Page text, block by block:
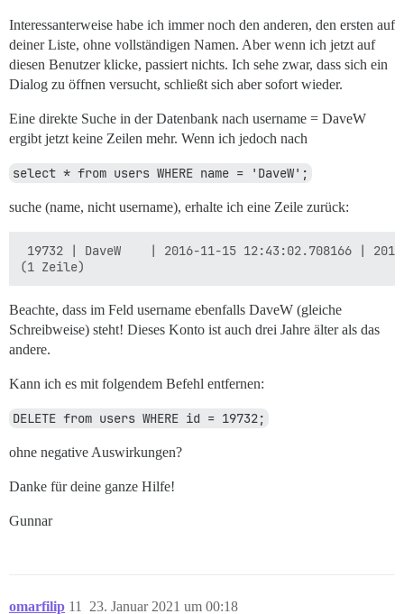
Interessanterweise habe ich immer noch den anderen, den ersten auf
deiner Liste, ohne vollständigen Namen. Aber wenn ich jetzt auf
diesen Benutzer klicke, passiert nichts. Ich sehe zwar, dass sich ein
Dialog zu öffnen versucht, schließt sich aber sofort wieder.
Eine direkte Suche in der Datenbank nach username = DaveW
ergibt jetzt keine Zeilen mehr. Wenn ich jedoch nach
select * from users WHERE name = 'DaveW';
suche (name, nicht username), erhalte ich eine Zeile zurück:
19732 | DaveW    | 2016-11-15
Beachte, dass im Feld username ebenfalls DaveW (gleiche
Schreibweise) steht! Dieses Konto ist auch drei Jahre älter als das
andere.
Kann ich es mit folgendem Befehl entfernen:
DELETE from users WHERE id = 19732;
ohne negative Auswirkungen?
Danke für deine ganze Hilfe!
Gunnar
omarfilip 23. Januar 2021 um 00:18
11